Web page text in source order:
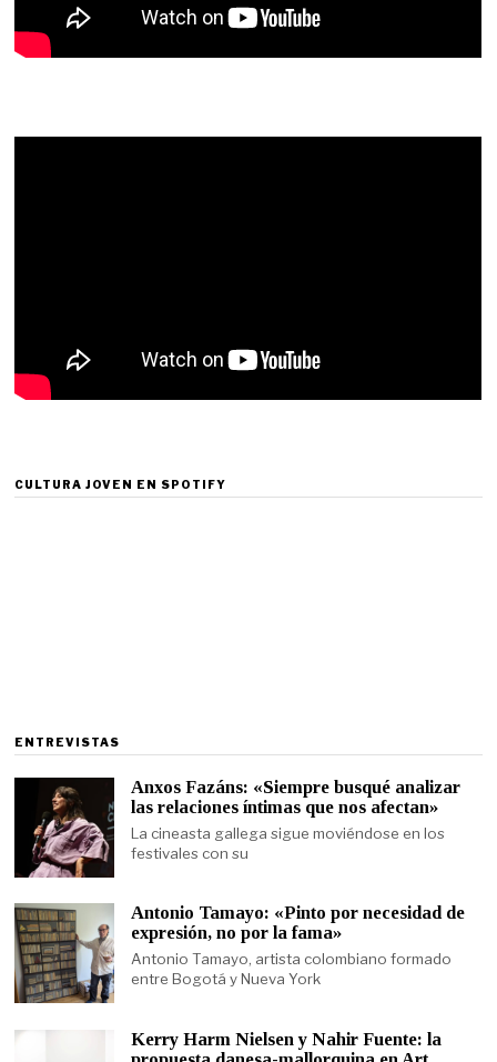
CULTURA JOVEN EN SPOTIFY
ENTREVISTAS
Anxos Fazáns: «Siempre busqué analizar
las relaciones íntimas que nos afectan»
La cineasta gallega sigue moviéndose en los
festivales con su
Antonio Tamayo: «Pinto por necesidad de
expresión, no por la fama»
Antonio Tamayo, artista colombiano formado
entre Bogotá y Nueva York
Kerry Harm Nielsen y Nahir Fuente: la